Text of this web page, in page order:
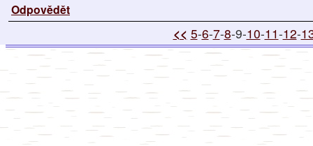
Odpovědět
<< 5-6-7-8-9-10-11-12-